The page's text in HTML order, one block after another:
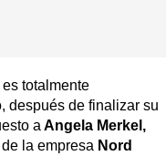
totalmente
después de finalizar su
a Angela Merkel,
la empresa Nord